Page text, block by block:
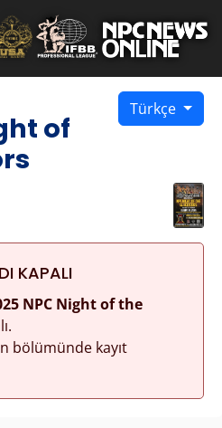
Türkçe
of
KAPALI
NPC Night of the
bölümünde kayıt